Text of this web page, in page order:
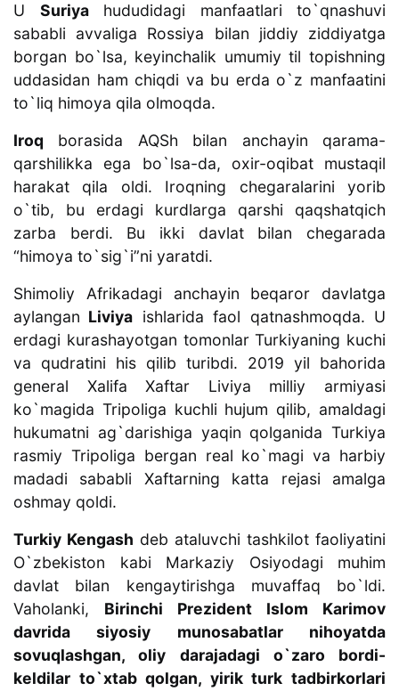
U Suriyahududidagi manfaatlari to`qnashuvi
sababli avvaliga Rossiya bilan jiddiy ziddiyatga
borgan bo`lsa, keyinchalik umumiy til topishning
uddasidan ham chiqdi va bu erda o`z manfaatini
to`liq himoya qila olmoqda.
Iroq borasida AQSh bilan anchayin qarama-
qarshilikka ega bo`lsa-da, oxir-oqibat mustaqil
harakat qila oldi. Iroqning chegaralarini yorib
o`tib, bu erdagi kurdlarga qarshi qaqshatqich
zarba berdi. Bu ikki davlat bilan chegarada
“himoya to`sig`i”ni yaratdi.
Shimoliy Afrikadagi anchayin beqaror davlatga
aylangan Liviya ishlarida faol qatnashmoqda. U
erdagi kurashayotgan tomonlar Turkiyaning kuchi
va qudratini his qilib turibdi. 2019 yil bahorida
general Xalifa Xaftar Liviya milliy armiyasi
ko`magida Tripoliga kuchli hujum qilib, amaldagi
hukumatni ag`darishiga yaqin qolganida Turkiya
rasmiy Tripoliga bergan real ko`magi va harbiy
madadi sababli Xaftarning katta rejasi amalga
oshmay qoldi.
Turkiy Kengash deb ataluvchi tashkilot faoliyatini
O`zbekiston kabi Markaziy Osiyodagi muhim
davlat bilan kengaytirishga muvaffaq bo`ldi.
Vaholanki, Birinchi Prezident Islom Karimov
davrida siyosiy munosabatlar nihoyatda
sovuqlashgan, oliy darajadagi o`zaro bordi-
keldilar to`xtab qolgan, yirik turk tadbirkorlari